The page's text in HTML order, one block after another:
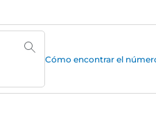
Cómo encontrar el